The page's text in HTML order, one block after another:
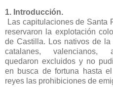
1. Introducción.
Las capitulaciones de Santa
reservaron la explotación
de Castilla. Los nativos de
catalanes, valencianos,
quedaron excluidos y no
en busca de fortuna hasta
reyes las prohibiciones de